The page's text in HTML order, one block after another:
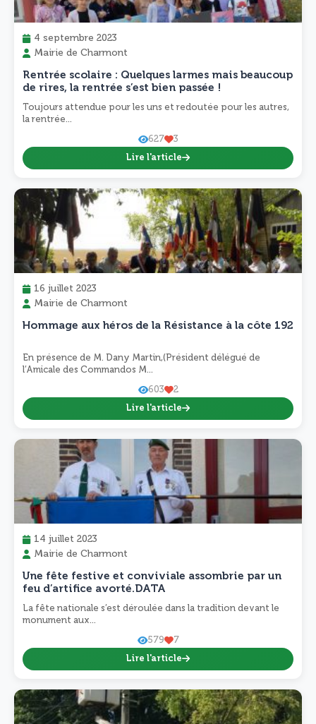
4 septembre 2023
Mairie de Charmont
Rentrée scolaire : Quelques larmes mais beaucoup
de rires, la rentrée s’est bien passée !
Toujours attendue pour les uns et redoutée pour les autres,
la rentrée...
627
3
Lire l'article
16 juillet 2023
Mairie de Charmont
Hommage aux héros de la Résistance à la côte 192
En présence de M. Dany Martin,(Président délégué de
l’Amicale des Commandos M...
603
2
Lire l'article
14 juillet 2023
Mairie de Charmont
Une fête festive et conviviale assombrie par un
feu d’artifice avorté.DATA
La fête nationale s’est déroulée dans la tradition devant le
monument aux...
579
7
Lire l'article